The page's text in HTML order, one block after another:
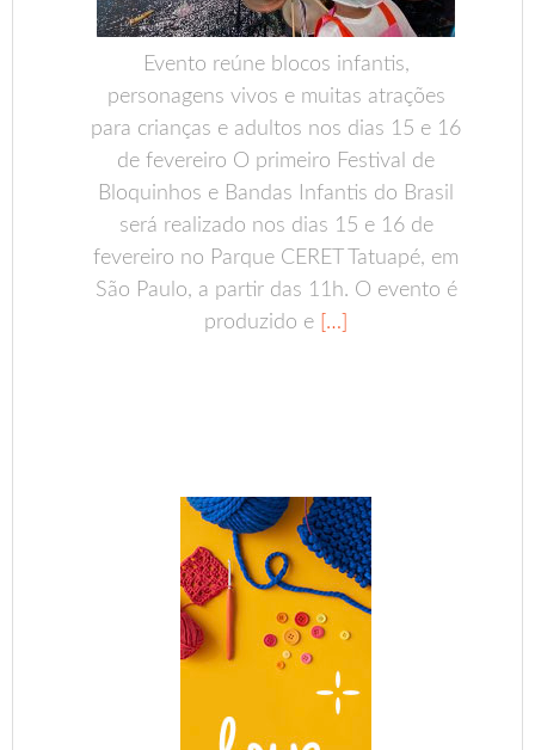
Evento reúne blocos infantis,
personagens vivos e muitas atrações
para crianças e adultos nos dias 15 e 16
de fevereiro O primeiro Festival de
Bloquinhos e Bandas Infantis do Brasil
será realizado nos dias 15 e 16 de
fevereiro no Parque CERET Tatuapé, em
São Paulo, a partir das 11h. O evento é
produzido e […]